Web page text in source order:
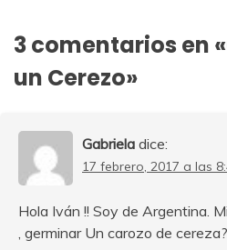
3 comentarios en «
un Cerezo»
Gabriela dice:
17 febrero, 2017 a las
Hola Iván !! Soy de Argentina.
, germinar Un carozo de